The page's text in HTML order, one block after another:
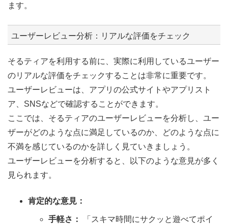
ます。
ユーザーレビュー分析：リアルな評価をチェック
そるティアを利用する前に、実際に利用しているユーザー
のリアルな評価をチェックすることは非常に重要です。
ユーザーレビューは、アプリの公式サイトやアプリスト
ア、SNSなどで確認することができます。
ここでは、そるティアのユーザーレビューを分析し、ユー
ザーがどのような点に満足しているのか、どのような点に
不満を感じているのかを詳しく見ていきましょう。
ユーザーレビューを分析すると、以下のような意見が多く
見られます。
肯定的な意見：
手軽さ：
「スキマ時間にサクッと遊べてポイ